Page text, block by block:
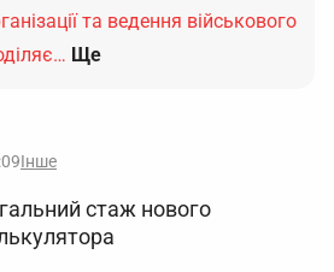
та ведення військового
Ще
Інше
стаж нового